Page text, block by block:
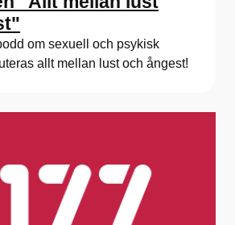
om sexuell och psykisk
allt mellan lust och ångest!